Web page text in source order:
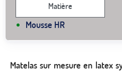
Matière
Mousse HR
Matelas sur mesure en latex